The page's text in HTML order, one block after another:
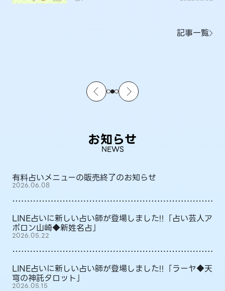
記事一覧
お知らせ
NEWS
有料占いメニューの販売終了のお知らせ
2026.06.08
LINE占いに新しい占い師が登場しました!!「占い芸人ア
ポロン山崎◆新姓名占」
2026.05.22
LINE占いに新しい占い師が登場しました!!「ラーヤ◆天
穹の神託タロット」
2026.05.15